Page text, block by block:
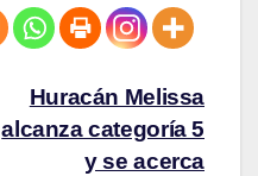
Huracán Melissa
alcanza categoría 5
y se acerca